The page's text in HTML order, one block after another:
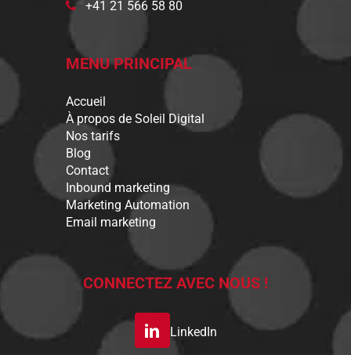
+41 21 566 58 80
MENU PRINCIPAL
Accueil
À propos de Soleil Digital
Nos tarifs
Blog
Contact
Inbound marketing
Marketing Automation
Email marketing
CONNECTEZ AVEC NOUS !
LinkedIn